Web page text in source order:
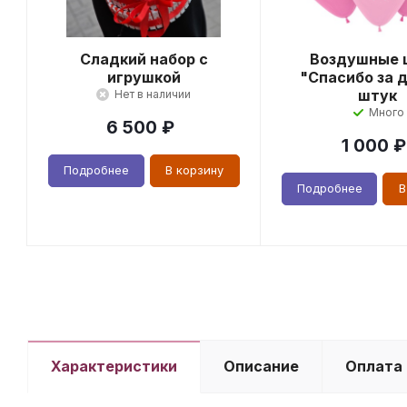
Сладкий набор с
игрушкой
Нет в наличии
6 500 ₽
Подробнее В корзину
Воздушные
"Спасибо за
штук
Много
1 000 ₽
Подробнее
Характеристики Описание Оплата